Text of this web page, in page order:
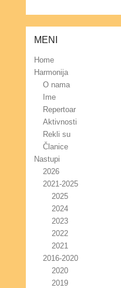
MENI
Home
Harmonija
O nama
Ime
Repertoar
Aktivnosti
Rekli su
Članice
Nastupi
2026
2021-2025
2025
2024
2023
2022
2021
2016-2020
2020
2019